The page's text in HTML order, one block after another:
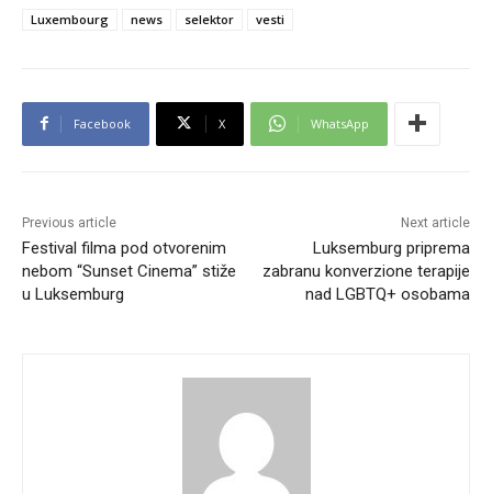
Luxembourg news selektor vesti
Facebook X WhatsApp
Previous article
Festival filma pod otvorenim
nebom “Sunset Cinema” stiže
u Luksemburg
Next article
Luksemburg priprema
zabranu konverzione terapije
nad LGBTQ+ osobama